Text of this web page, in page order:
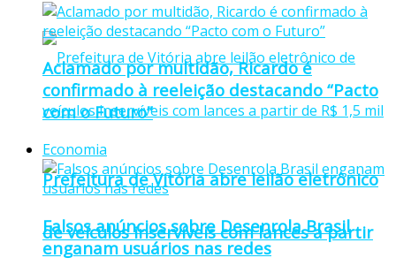
Prefeitura de Vitória abre leilão eletrônico
de veículos inservíveis com lances a partir
Aclamado por multidão, Ricardo é
confirmado à reeleição destacando “Pacto
com o Futuro”
Economia
Falsos anúncios sobre Desenrola Brasil
enganam usuários nas redes